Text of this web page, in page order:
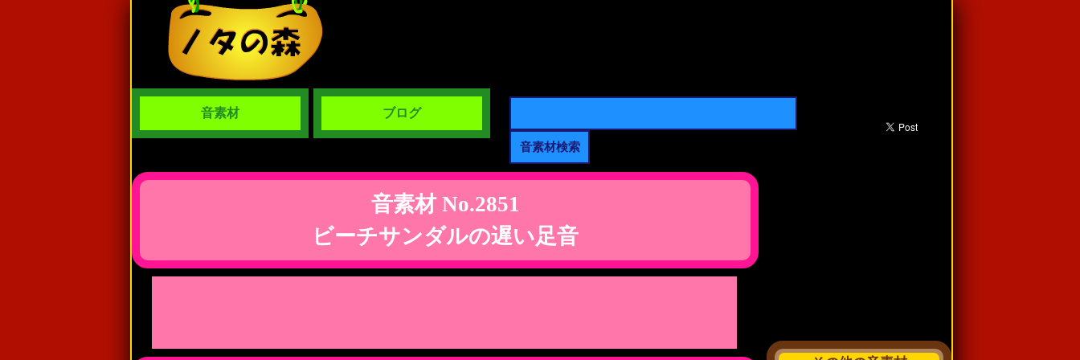
音素材 ブログ
音素材 No.2851
ビーチサンダルの遅い足音